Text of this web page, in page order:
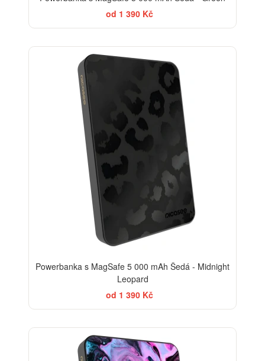
od 1 390 Kč
Powerbanka s MagSafe 5 000 mAh Šedá - Midnight
Leopard
od 1 390 Kč